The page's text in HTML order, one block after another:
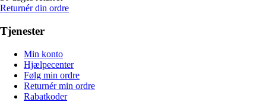
Returnér din ordre
Tjenester
Min konto
Hjælpecenter
Følg min ordre
Returnér min ordre
Rabatkoder